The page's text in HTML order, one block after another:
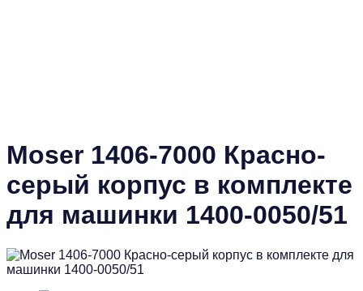
Moser 1406-7000 Красно-
серый корпус в комплекте
для машинки 1400-0050/51